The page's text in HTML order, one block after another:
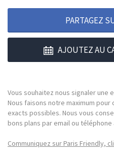
PARTAGEZ
AJOUTEZ AU
Vous souhaitez nous signaler une
Nous faisons notre maximum
exacts possibles. Nous vous
bons plans par email ou
Communiquez sur Paris Friendly,